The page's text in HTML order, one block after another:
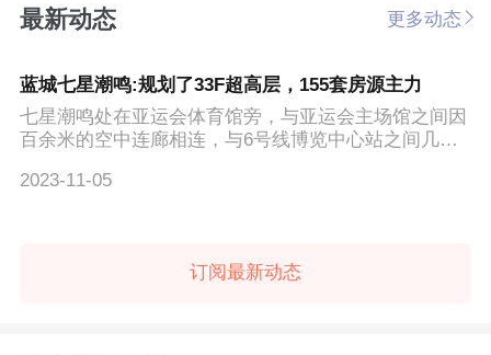
最新动态 更多动态
蓝城七星潮鸣:规划了33F超高层，155套房源主力
七星潮鸣处在亚运会体育馆旁，与亚运会主场馆之间因
百余米的空中连廊相连，与6号线博览中心站之间几乎
2023-11-05
订阅最新动态